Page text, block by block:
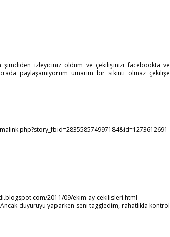
şimdiden izleyiciniz oldum ve çekilişinizi facebookta ve
paylaşamıyorum umarım bir sıkıntı olmaz çekilişe
2011/09/ekim-ay-cekilisleri.html
duyuruyu yaparken seni taggledim, rahatlıkla kontrol